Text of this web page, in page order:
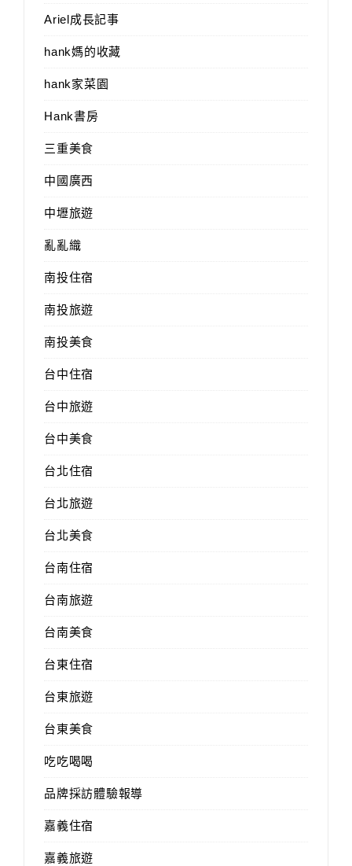
Ariel成長記事
hank媽的收藏
hank家菜園
Hank書房
三重美食
中國廣西
中壢旅遊
亂亂織
南投住宿
南投旅遊
南投美食
台中住宿
台中旅遊
台中美食
台北住宿
台北旅遊
台北美食
台南住宿
台南旅遊
台南美食
台東住宿
台東旅遊
台東美食
吃吃喝喝
品牌採訪體驗報導
嘉義住宿
嘉義旅遊